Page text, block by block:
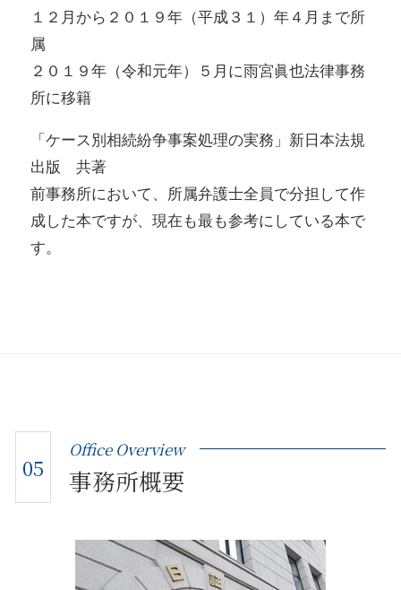
１２月から２０１９年（平成３１）年４月まで所
属
２０１９年（令和元年）５月に雨宮眞也法律事務
所に移籍
「ケース別相続紛争事案処理の実務」新日本法規
出版 共著
前事務所において、所属弁護士全員で分担して作
成した本ですが、現在も最も参考にしている本で
す。
05
Office Overview
事務所概要